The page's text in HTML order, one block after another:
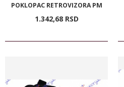
POKLOPAC RETROVIZORA PM
1.342,68 RSD